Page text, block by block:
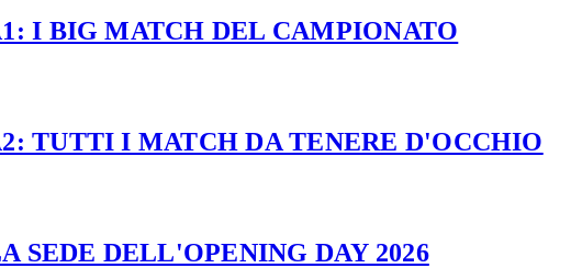
I BIG MATCH DEL CAMPIONATO
TUTTI I MATCH DA TENERE D'OCCHIO
SEDE DELL'OPENING DAY 2026